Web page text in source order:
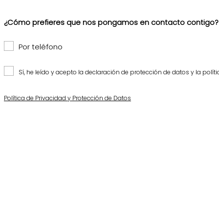
¿Cómo prefieres que nos pongamos en contacto contigo?
Por teléfono
Sí, he leído y acepto la declaración de protección de datos y la
Política de Privacidad y Protección de Datos